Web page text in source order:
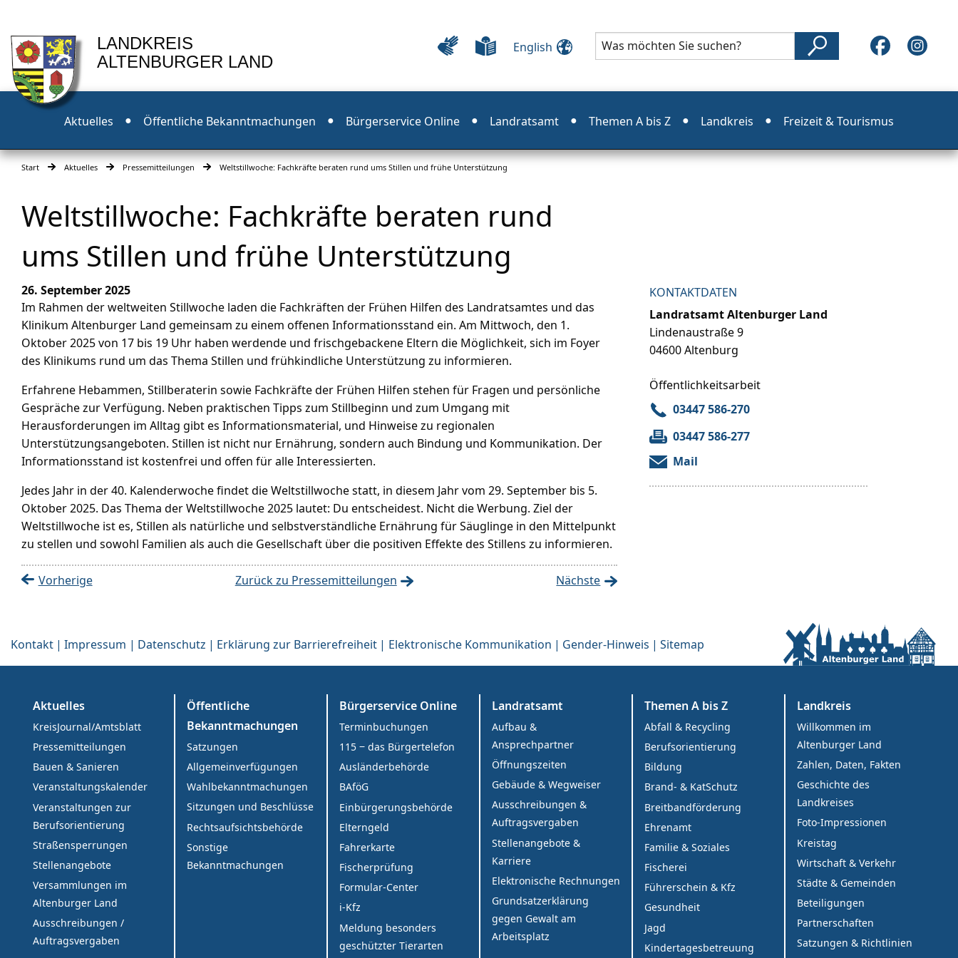
LANDKREIS
ALTENBURGER LAND
English
Aktuelles Öffentliche Bekanntmachungen Bürgerservice Online Landratsamt Themen A bis Z Landkreis Freizeit & Tourismus
Start Aktuelles Pressemitteilungen Weltstillwoche: Fachkräfte beraten rund ums Stillen und frühe Unterstützung
Weltstillwoche: Fachkräfte beraten rund
ums Stillen und frühe Unterstützung
26. September 2025
Im Rahmen der weltweiten Stillwoche laden die Fachkräften der Frühen Hilfen des Landratsamtes und das
Klinikum Altenburger Land gemeinsam zu einem offenen Informationsstand ein. Am Mittwoch, den 1.
Oktober 2025 von 17 bis 19 Uhr haben werdende und frischgebackene Eltern die Möglichkeit, sich im Foyer
des Klinikums rund um das Thema Stillen und frühkindliche Unterstützung zu informieren.
Erfahrene Hebammen, Stillberaterin sowie Fachkräfte der Frühen Hilfen stehen für Fragen und persönliche
Gespräche zur Verfügung. Neben praktischen Tipps zum Stillbeginn und zum Umgang mit
Herausforderungen im Alltag gibt es Informationsmaterial, und Hinweise zu regionalen
Unterstützungsangeboten. Stillen ist nicht nur Ernährung, sondern auch Bindung und Kommunikation. Der
Informationsstand ist kostenfrei und offen für alle Interessierten.
Jedes Jahr in der 40. Kalenderwoche findet die Weltstillwoche statt, in diesem Jahr vom 29. September bis 5.
Oktober 2025. Das Thema der Weltstillwoche 2025 lautet: Du entscheidest. Nicht die Werbung. Ziel der
Weltstillwoche ist es, Stillen als natürliche und selbstverständliche Ernährung für Säuglinge in den Mittelpunkt
zu stellen und sowohl Familien als auch die Gesellschaft über die positiven Effekte des Stillens zu informieren.
Vorherige Zurück zu Pressemitteilungen Nächste
KONTAKTDATEN
Landratsamt Altenburger Land
Lindenaustraße 9
04600 Altenburg
Öffentlichkeitsarbeit
03447 586-270
03447 586-277
Mail
Kontakt Impressum Datenschutz Erklärung zur Barrierefreiheit Elektronische Kommunikation Gender-Hinweis Sitemap
Aktuelles
KreisJournal/Amtsblatt
Pressemitteilungen
Bauen & Sanieren
Veranstaltungskalender
Veranstaltungen zur
Berufsorientierung
Straßensperrungen
Stellenangebote
Versammlungen im
Altenburger Land
Ausschreibungen /
Auftragsvergaben
Öffentliche
Bekanntmachungen
Satzungen
Allgemeinverfügungen
Wahlbekanntmachungen
Sitzungen und Beschlüsse
Rechtsaufsichtsbehörde
Sonstige
Bekanntmachungen
Bürgerservice Online
Terminbuchungen
115 ‒ das Bürgertelefon
Ausländerbehörde
BAföG
Einbürgerungsbehörde
Elterngeld
Fahrerkarte
Fischerprüfung
Formular-Center
i-Kfz
Meldung besonders
geschützter Tierarten
Landratsamt
Aufbau &
Ansprechpartner
Öffnungszeiten
Gebäude & Wegweiser
Ausschreibungen &
Auftragsvergaben
Stellenangebote &
Karriere
Elektronische Rechnungen
Grundsatzerklärung
gegen Gewalt am
Arbeitsplatz
Themen A bis Z
Abfall & Recycling
Berufsorientierung
Bildung
Brand- & KatSchutz
Breitbandförderung
Ehrenamt
Familie & Soziales
Fischerei
Führerschein & Kfz
Gesundheit
Jagd
Kindertagesbetreuung
Landkreis
Willkommen im
Altenburger Land
Zahlen, Daten, Fakten
Geschichte des
Landkreises
Foto-Impressionen
Kreistag
Wirtschaft & Verkehr
Städte & Gemeinden
Beteiligungen
Partnerschaften
Satzungen & Richtlinien